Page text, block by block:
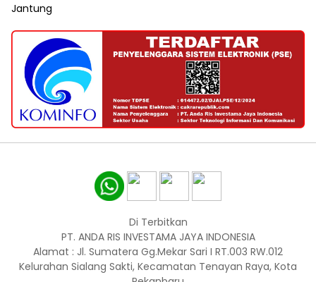
Jantung
Di Terbitkan
PT. ANDA RIS INVESTAMA JAYA INDONESIA
Alamat : Jl. Sumatera Gg.Mekar Sari I RT.003 RW.012
Kelurahan Sialang Sakti, Kecamatan Tenayan Raya, Kota